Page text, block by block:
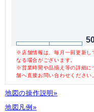
※店舗情報は、毎月一回更新し
なる場合がございます。
※営業時間や品揃え等の詳細に
舗へ直接お問い合わせください
地図の操作説明»
地図凡例»